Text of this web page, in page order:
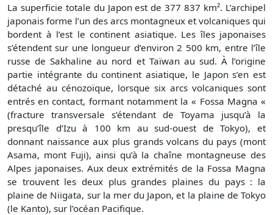
La superficie totale du Japon est de 377 837 km². L’archipel
japonais forme l’un des arcs montagneux et volcaniques qui
bordent à l’est le continent asiatique. Les îles japonaises
s’étendent sur une longueur d’environ 2 500 km, entre l’île
russe de Sakhaline au nord et Taïwan au sud. À l’origine
partie intégrante du continent asiatique, le Japon s’en est
détaché au cénozoïque, lorsque six arcs volcaniques sont
entrés en contact, formant notamment la « Fossa Magna «
(fracture transversale s’étendant de Toyama jusqu’à la
presqu’île d’Izu à 100 km au sud-ouest de Tokyo), et
donnant naissance aux plus grands volcans du pays (mont
Asama, mont Fuji), ainsi qu’à la chaîne montagneuse des
Alpes japonaises. Aux deux extrémités de la Fossa Magna
se trouvent les deux plus grandes plaines du pays : la
plaine de Niigata, sur la mer du Japon, et la plaine de Tokyo
(le Kanto), sur l’océan Pacifique.